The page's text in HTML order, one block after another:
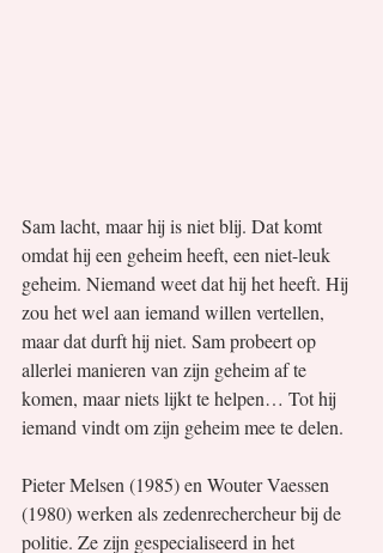
Sam lacht, maar hij is niet blij. Dat komt
omdat hij een geheim heeft, een niet-leuk
geheim. Niemand weet dat hij het heeft. Hij
zou het wel aan iemand willen vertellen,
maar dat durft hij niet. Sam probeert op
allerlei manieren van zijn geheim af te
komen, maar niets lijkt te helpen… Tot hij
iemand vindt om zijn geheim mee te delen.
Pieter Melsen (1985) en Wouter Vaessen
(1980) werken als zedenrechercheur bij de
politie. Ze zijn gespecialiseerd in het